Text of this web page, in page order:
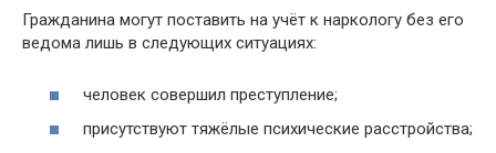
Гражданина могут поставить на учёт к наркологу без его
ведома лишь в следующих ситуациях:
человек совершил преступление;
присутствуют тяжёлые психические расстройства;